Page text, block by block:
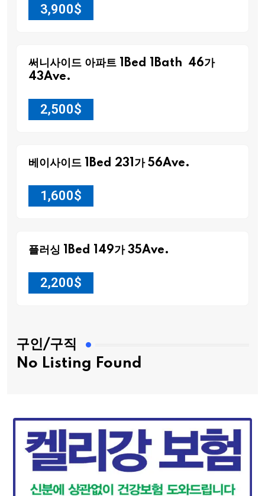
3,900$
써니사이드 아파트 1Bed 1Bath 46가
43Ave.
2,500$
베이사이드 1Bed 231가 56Ave.
1,600$
플러싱 1Bed 149가 35Ave.
2,200$
구인/구직
No Listing Found